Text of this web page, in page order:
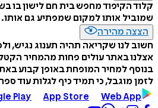
קלוד הקיפוד מחפש בית חם לישון בו
שמוביל אותו למקום שמפתיע גם אותו.
הצצה מהירה
חשוב לנו שקריאה תהיה תענוג נגיש,
אצלנו באתר עולים פחות מהמחיר
בנוסף למחיר המופחת באופן קבוע
לזמן מוגבל, כי תמיד כיף לגלות עוד
Play
App Store Web App